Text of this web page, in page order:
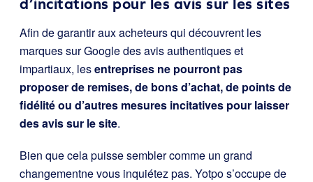
d’incitations pour les avis sur les sites
Afin de garantir aux acheteurs qui découvrent les
marques sur Google des avis authentiques et
impartiaux, lesentreprises ne pourront pas
proposer de remises, de bons d’achat, de points de
fidélité ou d’autres mesures incitatives pour laisser
des avis sur le site.
Bien que cela puisse semblercomme un grand
changementne vous inquiétez pas. Yotpo s’occupe de